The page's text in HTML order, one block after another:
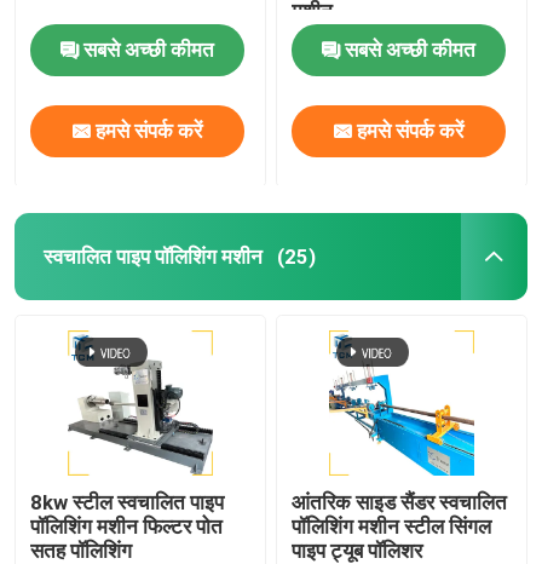
सबसे अच्छी कीमत
हमसे संपर्क करें
मशीन
सबसे अच्छी कीमत
हमसे संपर्क करें
स्वचालित पाइप पॉलिशिंग मशीन (25)
8kw स्टील स्वचालित पाइप
पॉलिशिंग मशीन फिल्टर पोत
सतह पॉलिशिंग
आंतरिक साइड सैंडर स्वचालित
पॉलिशिंग मशीन स्टील सिंगल
पाइप ट्यूब पॉलिशर